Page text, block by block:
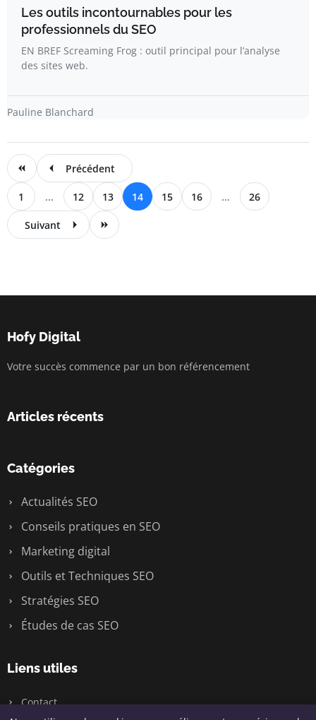
Les outils incontournables pour les
professionnels du SEO
EN BREF Screaming Frog : outil principal pour l’analyse
des sites web.
Pauline Blanchard
Précédent
1 ... 12 13 14 15 16 ... 26
Suivant
Hofy Digital
Votre succès commence par un bon référencement
Articles récents
Catégories
Actualités SEO
Conseils pratiques en SEO
Marketing digital
Outils et Techniques SEO
Stratégies SEO
Études de cas SEO
Liens utiles
Contact